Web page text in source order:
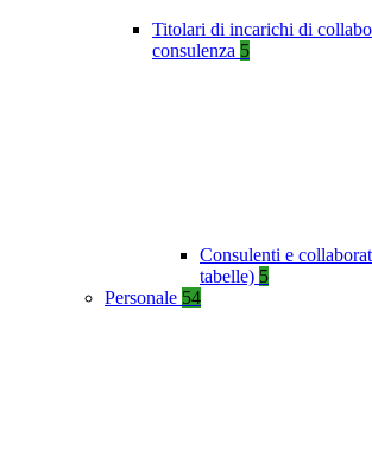
Titolari di incarichi di
consulenza 5
Consulenti e
tabelle) 5
Personale 54